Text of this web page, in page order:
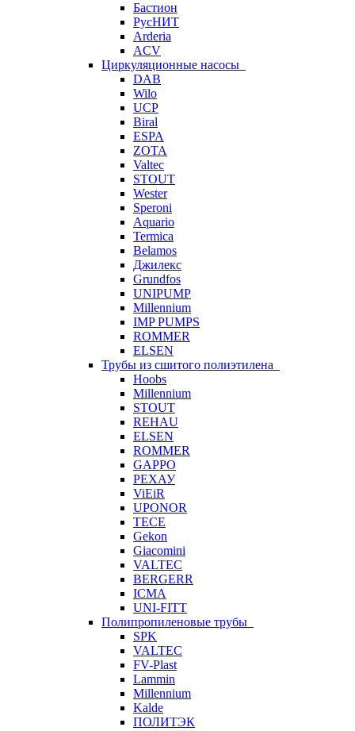
Бастион
РусНИТ
Arderia
ACV
Циркуляционные насосы
DAB
Wilo
UCP
Biral
ESPA
ZOTA
Valtec
STOUT
Wester
Speroni
Aquario
Termica
Belamos
Джилекс
Grundfos
UNIPUMP
Millennium
IMP PUMPS
ROMMER
ELSEN
Трубы из сшитого полиэтилена
Hoobs
Millennium
STOUT
REHAU
ELSEN
ROMMER
GAPPO
РЕХАУ
ViEiR
UPONOR
TECE
Gekon
Giacomini
VALTEC
BERGERR
ICMA
UNI-FITT
Полипропиленовые трубы
SPK
VALTEC
FV-Plast
Lammin
Millennium
Kalde
ПОЛИТЭК